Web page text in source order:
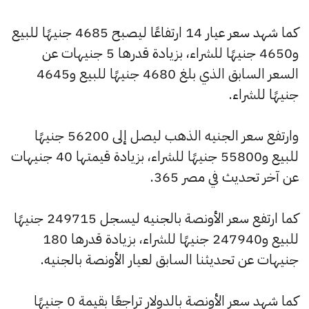
كما شهد سعر عيار 14 ارتفاعًا ليصبح 4685 جنيهًا للبيع
و4650 جنيهًا للشراء، بزيادة قدرها 5 جنيهات عن
السعر السابق الذي بلغ 4680 جنيهًا للبيع و4645
جنيهًا للشراء.
وارتفع سعر الجنيه الذهب ليصل إلى 56200 جنيهًا
للبيع و55800 جنيهًا للشراء، بزيادة قيمتها 40 جنيهات
عن آخر تحديث في مصر 365.
كما ارتفع سعر الأونصة بالجنيه ليسجل 249715 جنيهًا
للبيع و247940 جنيهًا للشراء، بزيادة قدرها 180
جنيهات عن تحديثنا السابق لعيار الأونصة بالجنيه.
كما شهد سعر الأونصة بالدولار تراجعًا بقيمة 0 جنيهًا